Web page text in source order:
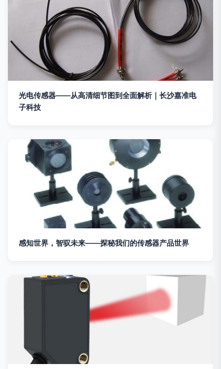
光电传感器——从高清细节图到全面解析｜长沙嘉准电
子科技
感知世界，智驭未来——探秘我们的传感器产品世界